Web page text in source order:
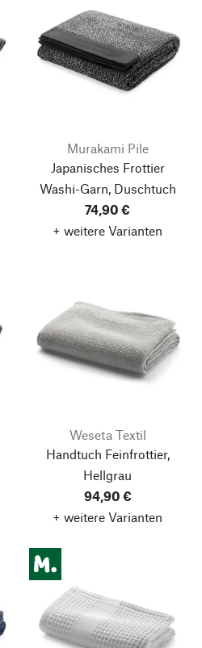
Murakami Pile
Japanisches Frottier
Washi-Garn, Duschtuch
74,90 €
+ weitere Varianten
Weseta Textil
Handtuch Feinfrottier,
Hellgrau
94,90 €
+ weitere Varianten